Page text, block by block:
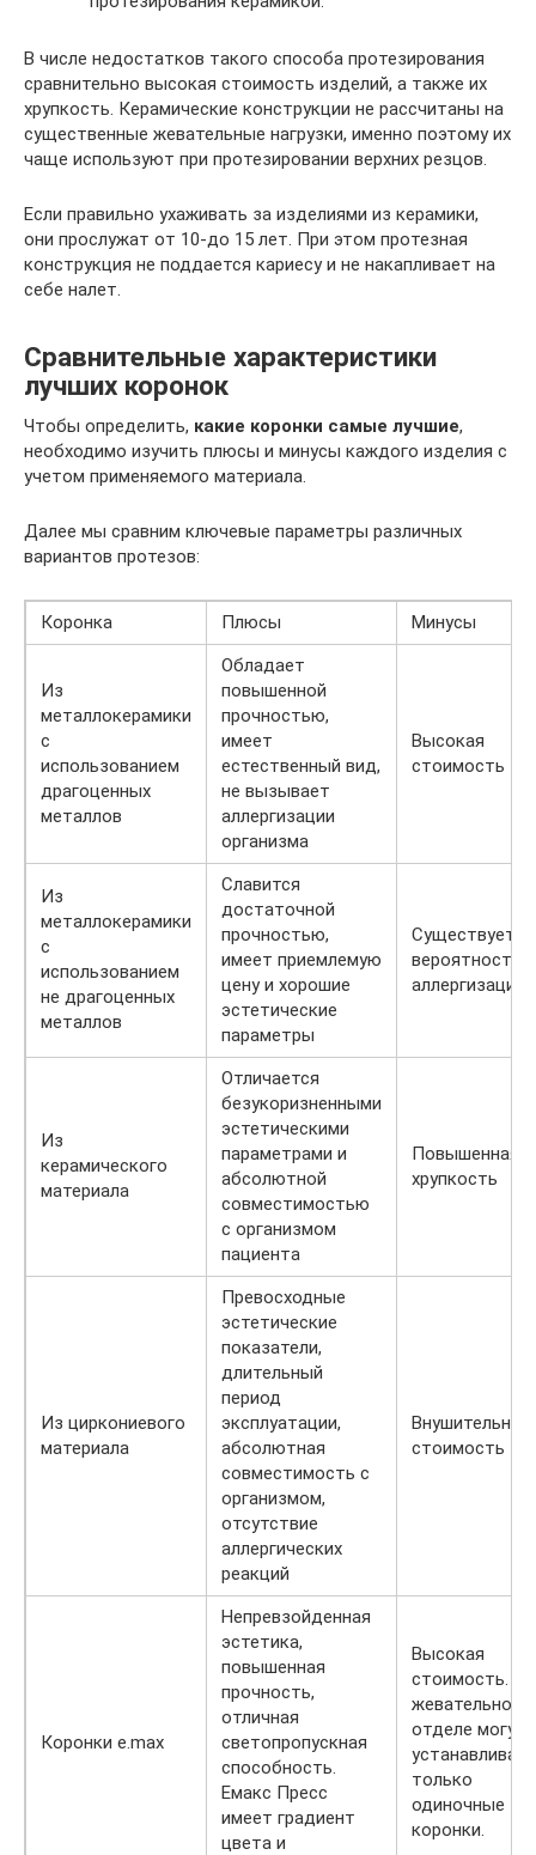
В числе недостатков такого способа протезирования
сравнительно высокая стоимость изделий, а также их
хрупкость. Керамические конструкции не рассчитаны на
существенные жевательные нагрузки, именно поэтому их
чаще используют при протезировании верхних резцов.
Если правильно ухаживать за изделиями из керамики,
они прослужат от 10-до 15 лет. При этом протезная
конструкция не поддается кариесу и не накапливает на
себе налет.
Сравнительные характеристики
лучших коронок
Чтобы определить, какие коронки самые лучшие,
необходимо изучить плюсы и минусы каждого изделия с
учетом применяемого материала.
Далее мы сравним ключевые параметры различных
вариантов протезов:
Коронка Плюсы Минусы
Из
металлокерамики
с
использованием
драгоценных
металлов
Обладает
повышенной
прочностью,
имеет
естественный вид,
не вызывает
аллергизации
организма
Высокая
стоимость
Из
металлокерамики
с
использованием
не драгоценных
металлов
Славится
достаточной
прочностью,
имеет приемлемую
цену и хорошие
эстетические
параметры
Существует
вероятность
аллергизации
Из
керамического
материала
Отличается
безукоризненными
эстетическими
параметрами и
абсолютной
совместимостью
с организмом
пациента
Повышенная
хрупкость
Из циркониевого
материала
Превосходные
эстетические
показатели,
длительный
период
эксплуатации,
абсолютная
совместимость с
организмом,
отсутствие
аллергических
реакций
Внушительная
стоимость
Коронки e.max
Непревзойденная
эстетика,
повышенная
прочность,
отличная
светопропускная
способность.
Емакс Пресс
имеет градиент
цвета и
Высокая
стоимость. В
жевательном
отделе могут
только
одиночные
коронки.